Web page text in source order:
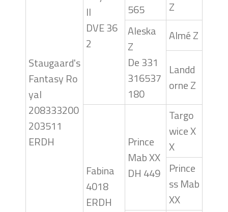
Staugaard's
Fantasy Ro
yal
208333200
203511
ERDH
II
DVE 36
2
565
Z
Aleska
Z
De 331
316537
180
Almé Z
Landd
orne Z
Fabina
4018
ERDH
Prince
Mab XX
DH 449
Targo
wice X
X
Prince
ss Mab
XX